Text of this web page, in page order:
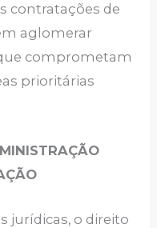
contratações de
aglomerar
comprometam
prioritárias
jurídicas, o direito